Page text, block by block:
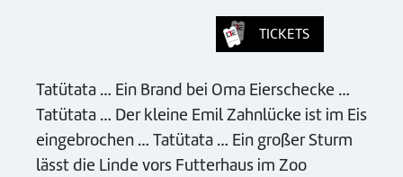
TICKETS
Tatütata … Ein Brand bei Oma Eierschecke …
Tatütata … Der kleine Emil Zahnlücke ist im Eis
eingebrochen … Tatütata … Ein großer Sturm
lässt die Linde vors Futterhaus im Zoo